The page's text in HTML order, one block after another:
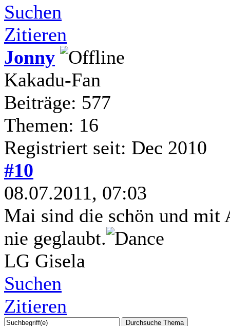
Suchen
Zitieren
Jonny
Kakadu-Fan
Beiträge: 577
Themen: 16
Registriert seit: Dec 2010
#10
08.07.2011, 07:03
Mai sind die schön und mit
nie geglaubt.
LG Gisela
Suchen
Zitieren